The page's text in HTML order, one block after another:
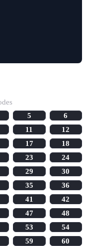
5
6
11
12
17
18
23
24
29
30
35
36
41
42
47
48
53
54
59
60